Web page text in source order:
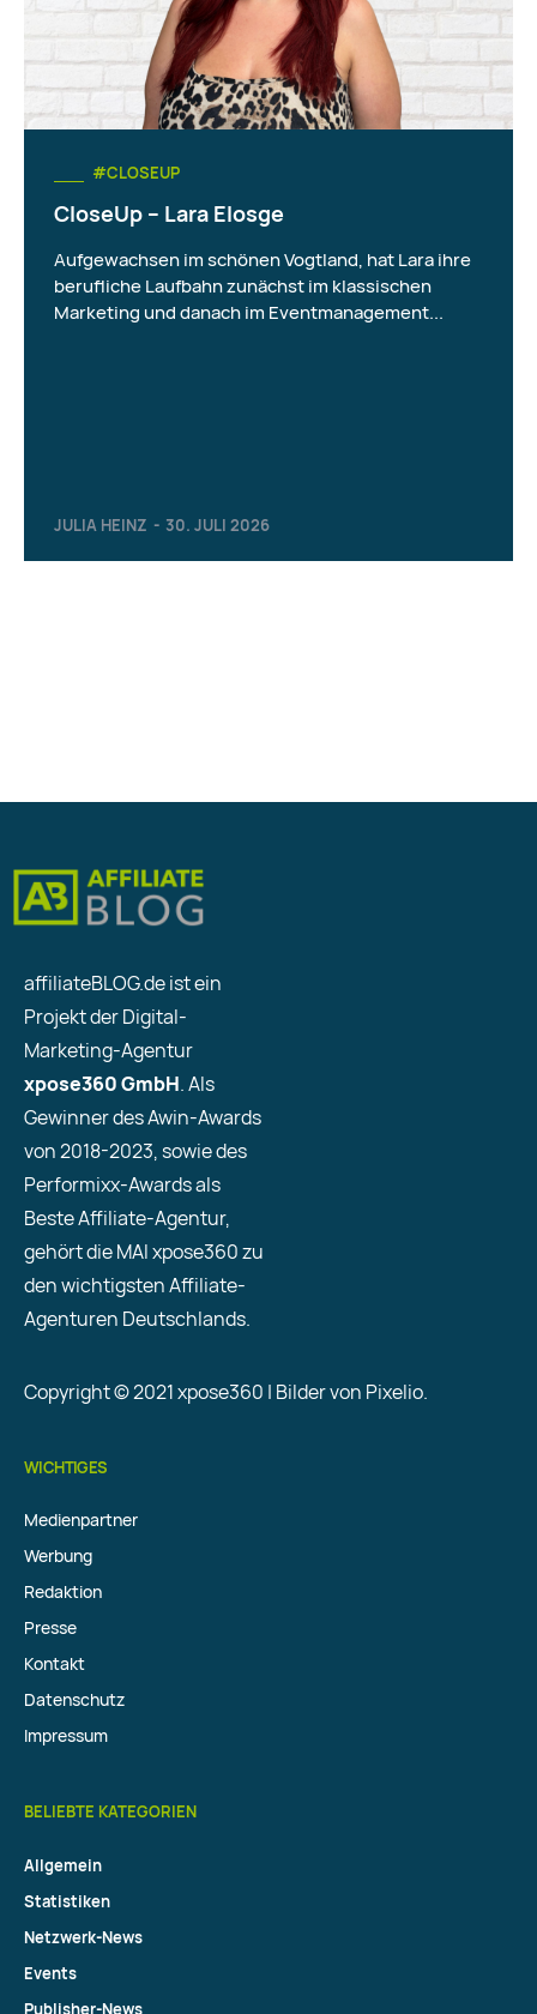
#CLOSEUP
CloseUp – Lara Elosge
JULIA HEINZ - 30. JULI 2026
Aufgewachsen im schönen Vogtland, hat Lara ihre
berufliche Laufbahn zunächst im klassischen
Marketing und danach im Eventmanagement...
affiliateBLOG.de ist ein
Projekt der Digital-
Marketing-Agentur
xpose360 GmbH. Als
Gewinner des Awin-Awards
von 2018-2023, sowie des
Performixx-Awards als
Beste Affiliate-Agentur,
gehört die MAI xpose360 zu
den wichtigsten Affiliate-
Agenturen Deutschlands.
Copyright © 2021 xpose360 | Bilder von Pixelio.
WICHTIGES
Medienpartner
Werbung
Redaktion
Presse
Kontakt
Datenschutz
Impressum
BELIEBTE KATEGORIEN
Allgemein
Statistiken
Netzwerk-News
Events
Publisher-News